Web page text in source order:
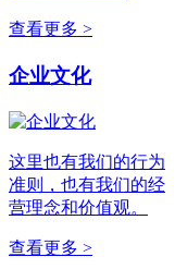
查看更多 >
企业文化
这里也有我们的行为
准则，也有我们的经
营理念和价值观。
查看更多 >